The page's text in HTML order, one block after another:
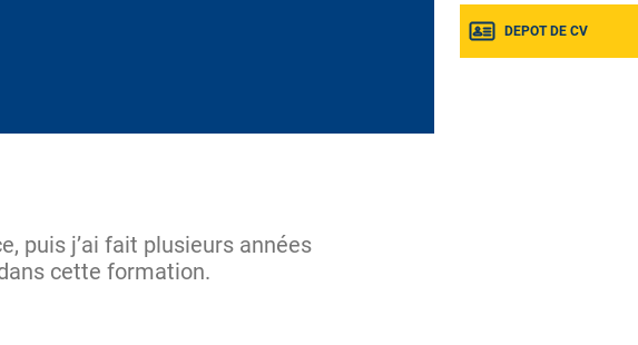
DEPOT DE CV
puis j’ai fait plusieurs années
cette formation.